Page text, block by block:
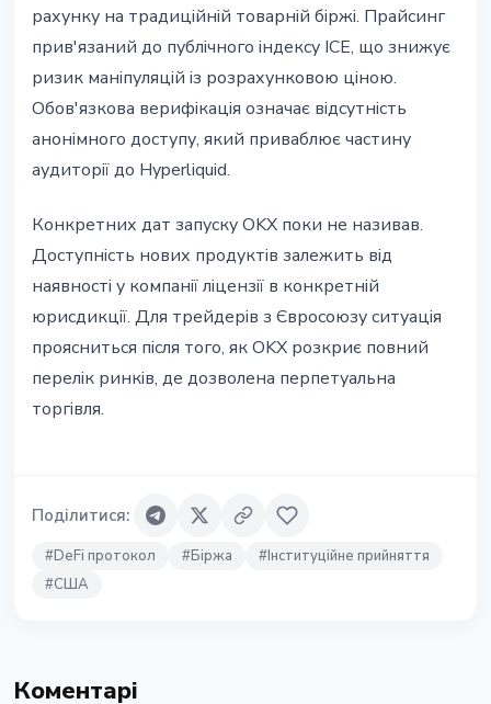
рахунку на традиційній товарній біржі. Прайсинг
прив'язаний до публічного індексу ICE, що знижує
ризик маніпуляцій із розрахунковою ціною.
Обов'язкова верифікація означає відсутність
анонімного доступу, який приваблює частину
аудиторії до Hyperliquid.
Конкретних дат запуску OKX поки не називав.
Доступність нових продуктів залежить від
наявності у компанії ліцензії в конкретній
юрисдикції. Для трейдерів з Євросоюзу ситуація
проясниться після того, як OKX розкриє повний
перелік ринків, де дозволена перпетуальна
торгівля.
Поділитися:
#DeFi протокол #Біржа #Інституційне прийняття
#США
Коментарі